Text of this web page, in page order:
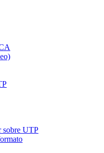
sobre UTP